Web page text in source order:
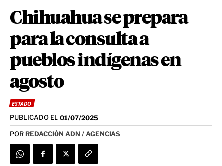
Chihuahua se prepara
para la consulta a
pueblos indígenas en
agosto
ESTADO
PUBLICADO EL 01/07/2025
POR REDACCIÓN ADN / AGENCIAS